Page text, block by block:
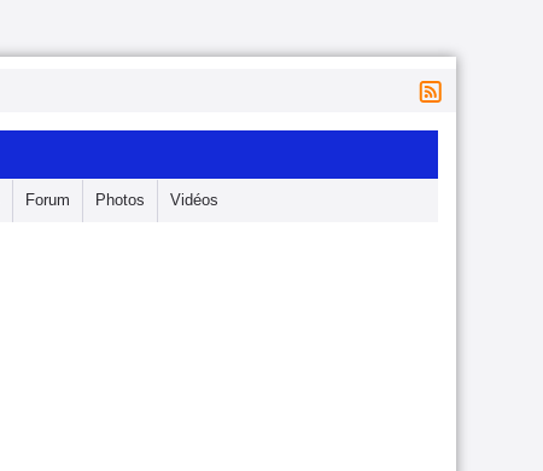
Forum Photos Vidéos